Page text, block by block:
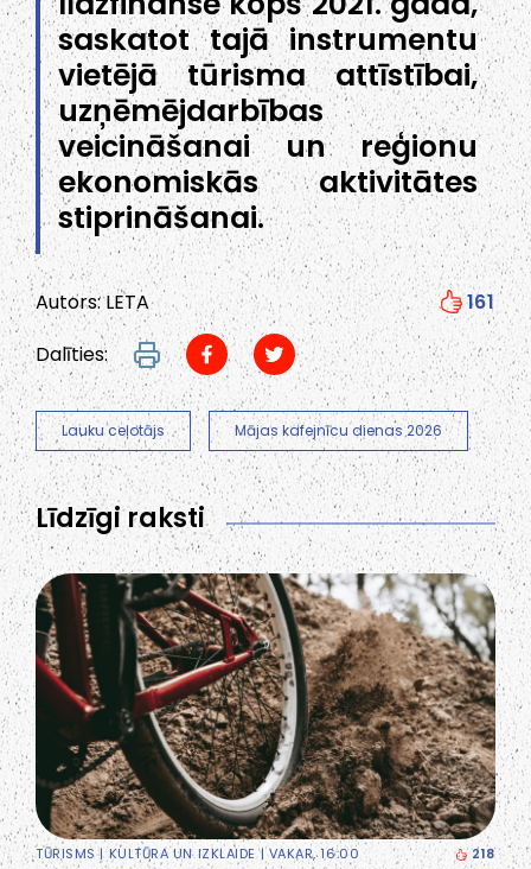
saskatot tajā instrumentu
vietējā tūrisma attīstībai,
uzņēmējdarbības
veicināšanai un reģionu
ekonomiskās aktivitātes
stiprināšanai.
Autors: LETA
161
Dalīties:
Lauku ceļotājs Mājas kafejnīcu dienas 2026
Līdzīgi raksti
TŪRISMS|KULTŪRA UN IZKLAIDE| VAKAR, 16:00 218